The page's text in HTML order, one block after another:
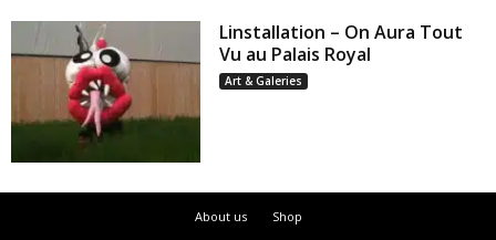
Linstallation – On Aura Tout
Vu au Palais Royal
Art & Galeries
About us
Shop